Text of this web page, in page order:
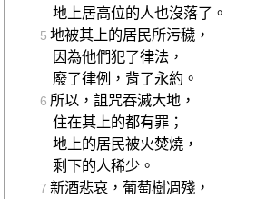
地上居高位的人也沒落了。
5 地被其上的居民所污穢，
因為他們犯了律法，
廢了律例，背了永約。
6 所以，詛咒吞滅大地，
住在其上的都有罪；
地上的居民被火焚燒，
剩下的人稀少。
7 新酒悲哀，葡萄樹凋殘，